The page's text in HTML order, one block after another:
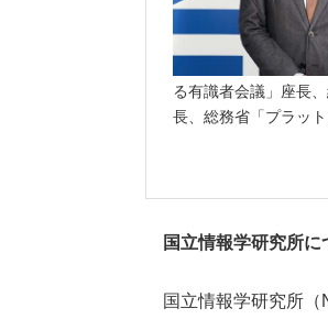
る有識者会議」座長
長、総務省「プラッ
国立情報学研究所に
国立情報学研究所